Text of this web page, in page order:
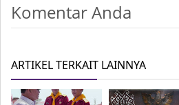
Komentar Anda
ARTIKEL TERKAIT LAINNYA